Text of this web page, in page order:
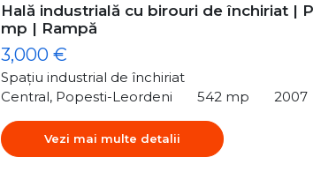
Hală industrială cu birouri de închiriat |
mp | Rampă
3,000 €
Spațiu industrial de închiriat
Central, Popesti-Leordeni
542 mp 2007
Vezi mai multe detalii